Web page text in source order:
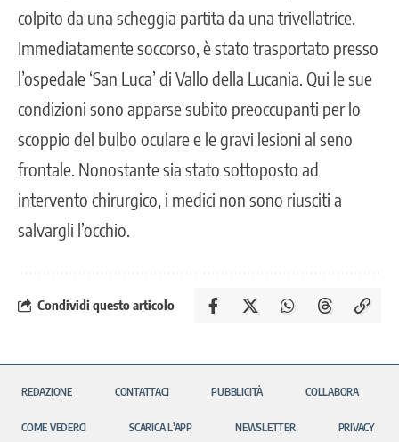
colpito da una scheggia partita da una trivellatrice.
Immediatamente soccorso, è stato trasportato presso
l’ospedale ‘San Luca’ di Vallo della Lucania. Qui le sue
condizioni sono apparse subito preoccupanti per lo
scoppio del bulbo oculare e le gravi lesioni al seno
frontale. Nonostante sia stato sottoposto ad
intervento chirurgico, i medici non sono riusciti a
salvargli l’occhio.
Condividi questo articolo
REDAZIONE CONTATTACI PUBBLICITÀ COLLABORA
COME VEDERCI SCARICA L’APP NEWSLETTER PRIVACY